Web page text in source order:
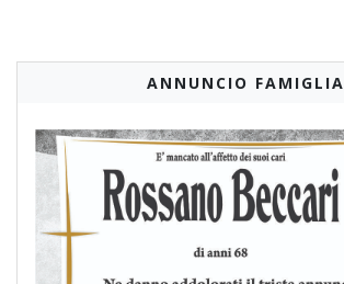
ANNUNCIO FAMIGLIA